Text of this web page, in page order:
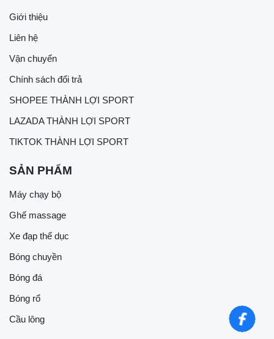
Giới thiệu
Liên hệ
Vận chuyển
Chính sách đổi trả
SHOPEE THÀNH LỢI SPORT
LAZADA THÀNH LỢI SPORT
TIKTOK THÀNH LỢI SPORT
SẢN PHẨM
Máy chạy bộ
Ghế massage
Xe đạp thể dục
Bóng chuyền
Bóng đá
Bóng rổ
Cầu lông